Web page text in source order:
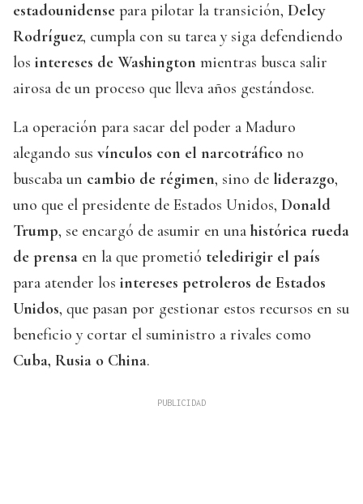
estadounidense para pilotar la transición, Delcy
Rodríguez, cumpla con su tarea y siga defendiendo
los intereses de Washington mientras busca salir
airosa de un proceso que lleva años gestándose.
La operación para sacar del poder a Maduro
alegando sus vínculos con el narcotráfico no
buscaba un cambio de régimen, sino de liderazgo,
uno que el presidente de Estados Unidos, Donald
Trump, se encargó de asumir en una histórica rueda
de prensa en la que prometió teledirigir el país
para atender los intereses petroleros de Estados
Unidos, que pasan por gestionar estos recursos en su
beneficio y cortar el suministro a rivales como
Cuba, Rusia o China.